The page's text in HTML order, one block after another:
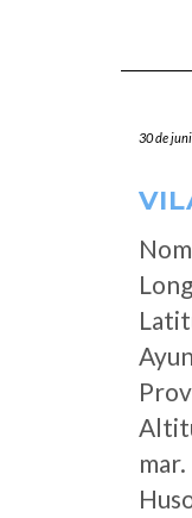
30 de
mar.